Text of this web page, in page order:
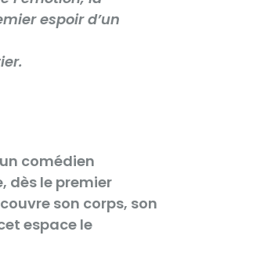
espoir d’un
comédien
dès le premier
son corps, son
espace le